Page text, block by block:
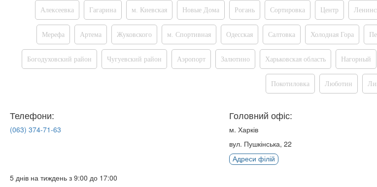
Алексеевка Гагарина м. Киевская Новые Дома Рогань Сортировка Центр
Мерефа Артема Жуковского м. Спортивная Одесская Салтовка Холодная Гора
Богодуховский район Чугуевский район Аэропорт Залютино Харьковская область Нагорный
Покотиловка Люботин
Телефони:
(063) 374-71-63
Головний офіс:
м. Харків
вул. Пушкінська, 22
Адреси філій
5 днів на тиждень з 9:00 до 17:00